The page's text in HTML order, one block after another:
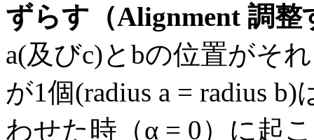
ずらす（Alignment 調整
a(及びc)とbの位置がそ
が1個(radius a = radius
わせた時（α = 0）に起